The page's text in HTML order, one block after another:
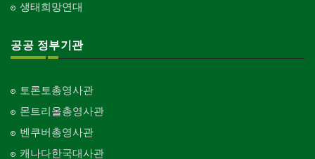
생태희망연대
공공 정부기관
토론토총영사관
몬트리올총영사관
벤쿠버총영사관
캐나다한국대사관